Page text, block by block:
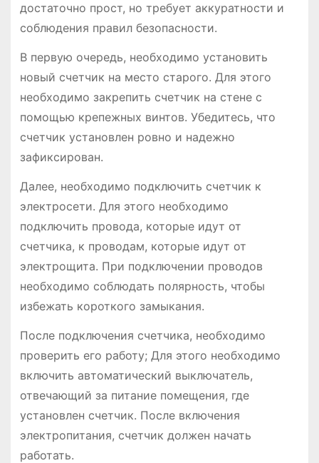
достаточно прост, но требует аккуратности и
соблюдения правил безопасности.
В первую очередь, необходимо установить
новый счетчик на место старого. Для этого
необходимо закрепить счетчик на стене с
помощью крепежных винтов. Убедитесь, что
счетчик установлен ровно и надежно
зафиксирован.
Далее, необходимо подключить счетчик к
электросети. Для этого необходимо
подключить провода, которые идут от
счетчика, к проводам, которые идут от
электрощита. При подключении проводов
необходимо соблюдать полярность, чтобы
избежать короткого замыкания.
После подключения счетчика, необходимо
проверить его работу; Для этого необходимо
включить автоматический выключатель,
отвечающий за питание помещения, где
установлен счетчик. После включения
электропитания, счетчик должен начать
работать.